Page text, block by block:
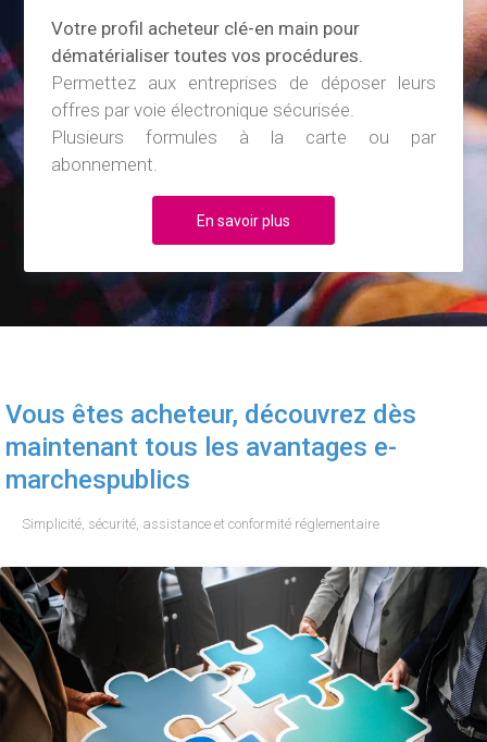
Votre profil acheteur clé-en main pour
dématérialiser toutes vos procédures.
Permettez aux entreprises de déposer leurs
offres par voie électronique sécurisée.
Plusieurs formules à la carte ou par
abonnement.
En savoir plus
Vous êtes acheteur, découvrez dès
maintenant tous les avantages e-
marchespublics
Simplicité, sécurité, assistance et conformité réglementaire